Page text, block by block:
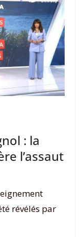
: la
l’assaut
révélés par